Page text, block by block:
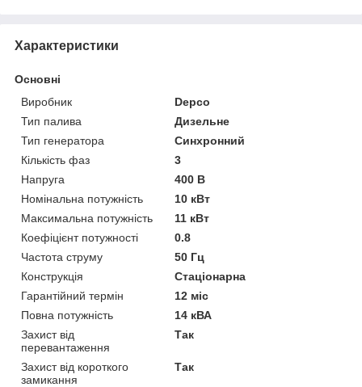
Характеристики
Основні
Виробник
Depco
Тип палива
Дизельне
Тип генератора
Синхронний
Кількість фаз
3
Напруга
400 В
Номінальна потужність
10 кВт
Максимальна потужність
11 кВт
Коефіцієнт потужності
0.8
Частота струму
50 Гц
Конструкція
Стаціонарна
Гарантійний термін
12 міс
Повна потужність
14 кВА
Захист від
перевантаження
Так
Захист від короткого
замикання
Так